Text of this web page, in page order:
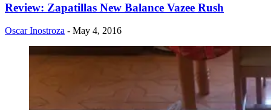
Review: Zapatillas New Balance Vazee Rush
Oscar Inostroza - May 4, 2016